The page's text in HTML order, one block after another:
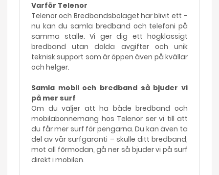
Varför Telenor
Telenor och Bredbandsbolaget har blivit ett –
nu kan du samla bredband och telefoni på
samma ställe. Vi ger dig ett högklassigt
bredband utan dolda avgifter och unik
teknisk support som är öppen även på kvällar
och helger.
Samla mobil och bredband så bjuder vi
på mer surf
Om du väljer att ha både bredband och
mobilabonnemang hos Telenor ser vi till att
du får mer surf för pengarna. Du kan även ta
del av vår surfgaranti – skulle ditt bredband,
mot all förmodan, gå ner så bjuder vi på surf
direkt i mobilen.